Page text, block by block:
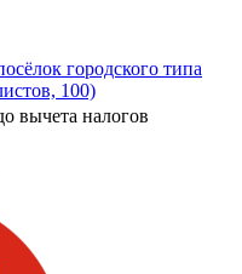
городского типа
100)
вычета налогов